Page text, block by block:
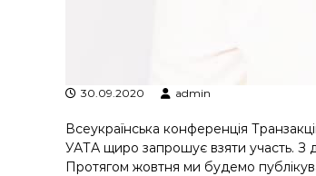
30.09.2020 admin
Всеукраїнська конференція
УАТА щиро запрошує взяти участь.
Протягом жовтня ми будемо